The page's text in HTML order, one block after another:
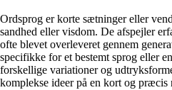
Ordsprog er korte sætninger eller
sandhed eller visdom. De afspejler
ofte blevet overleveret gennem
specifikke for et bestemt sprog eller
forskellige variationer og
komplekse ideer på en kort og præcis